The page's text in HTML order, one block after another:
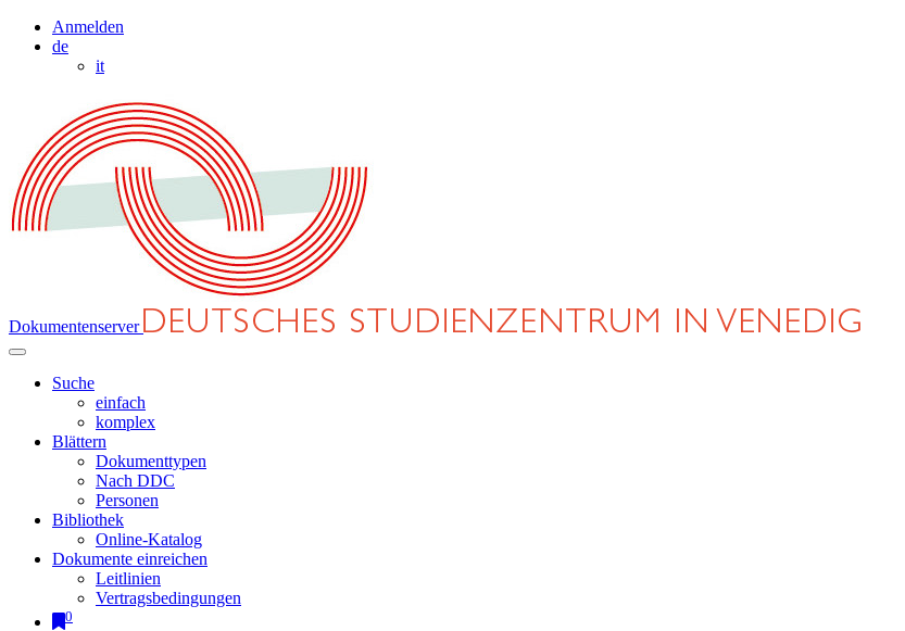
Anmelden
de
it
Dokumentenserver
Suche
einfach
komplex
Blättern
Dokumenttypen
Nach DDC
Personen
Bibliothek
Online-Katalog
Dokumente einreichen
Leitlinien
Vertragsbedingungen
0